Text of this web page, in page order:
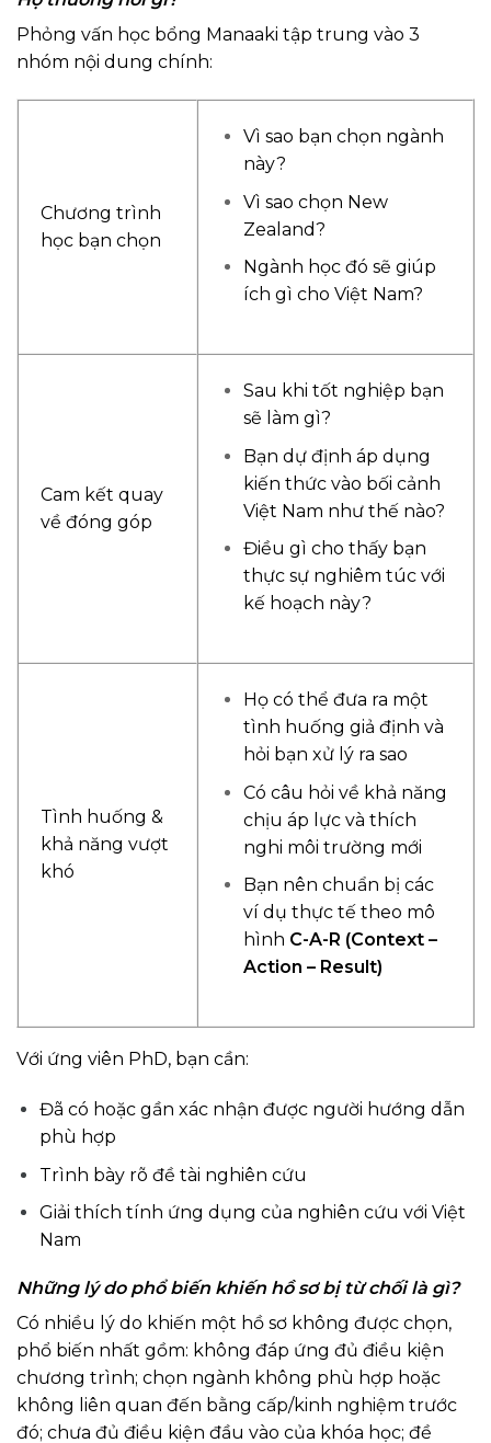
Phỏng vấn học bổng Manaaki tập trung vào 3
nhóm nội dung chính:
Chương trình
học bạn chọn
Vì sao bạn chọn ngành
này?
Vì sao chọn New
Zealand?
Ngành học đó sẽ giúp
ích gì cho Việt Nam?
Cam kết quay
về đóng góp
Sau khi tốt nghiệp bạn
sẽ làm gì?
Bạn dự định áp dụng
kiến thức vào bối cảnh
Việt Nam như thế nào?
Điều gì cho thấy bạn
thực sự nghiêm túc với
kế hoạch này?
Tình huống &
khả năng vượt
khó
Họ có thể đưa ra một
tình huống giả định và
hỏi bạn xử lý ra sao
Có câu hỏi về khả năng
chịu áp lực và thích
nghi môi trường mới
Bạn nên chuẩn bị các
ví dụ thực tế theo mô
hình C-A-R (Context –
Action – Result)
Với ứng viên PhD, bạn cần:
Đã có hoặc gần xác nhận được người hướng dẫn
phù hợp
Trình bày rõ đề tài nghiên cứu
Giải thích tính ứng dụng của nghiên cứu với Việt
Nam
Những lý do phổ biến khiến hồ sơ bị từ chối là gì?
Có nhiều lý do khiến một hồ sơ không được chọn,
phổ biến nhất gồm: không đáp ứng đủ điều kiện
chương trình; chọn ngành không phù hợp hoặc
không liên quan đến bằng cấp/kinh nghiệm trước
đó; chưa đủ điều kiện đầu vào của khóa học; đề